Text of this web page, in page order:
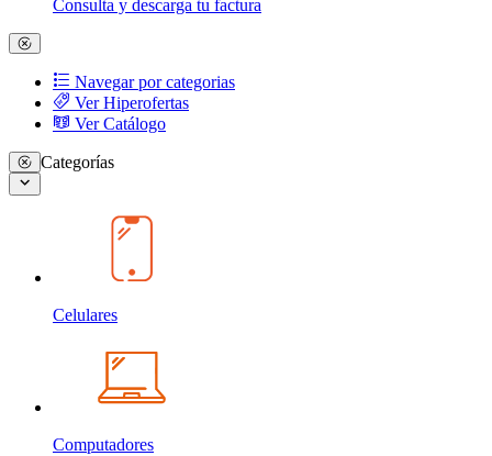
Consulta y descarga tu factura
Navegar por categorias
Ver Hiperofertas
Ver Catálogo
Categorías
Celulares
Computadores